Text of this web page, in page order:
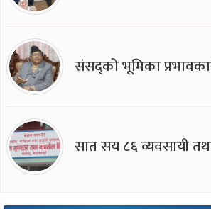
संसद्को भूमिका
सात सय ८६ व्यवसायी